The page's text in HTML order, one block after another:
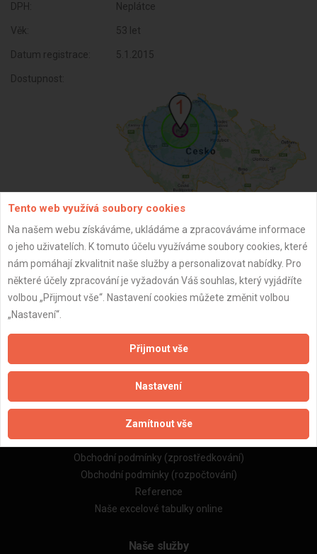
DPH: Neplátce
Věk: 53 let
Datum registrace: 5.1.2015
Dostupnost:
ZPĚT
Aktualizováno z portálu ARES dne 03.12.2025 21:00:03
Důležité informace
Naše firmy a řemeslníci
Zpracování a ochrana osobních údajů
Zásady pro používání souborů cookie
Obchodní podmínky (zprostředkování)
Obchodní podmínky (rozpočtování)
Reference
Naše excelové tabulky online
Naše služby
Tento web využívá soubory cookies
Na našem webu získáváme, ukládáme a zpracováváme informace
o jeho uživatelích. K tomuto účelu využíváme soubory cookies, které
nám pomáhají zkvalitnit naše služby a personalizovat nabídky. Pro
některé účely zpracování je vyžadován Váš souhlas, který vyjádříte
volbou „Přijmout vše“. Nastavení cookies můžete změnit volbou
„Nastavení“.
Přijmout vše
Nastavení
Zamítnout vše